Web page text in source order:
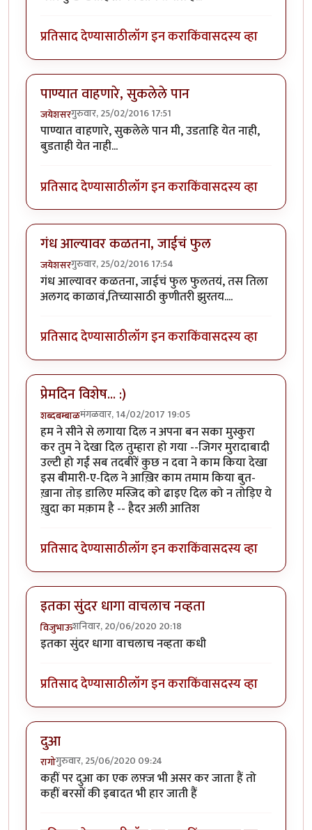
प्रतिसाद देण्यासाठीलॉग इन कराकिंवासदस्य व्हा
पाण्यात वाहणारे, सुकलेले पान
जयेशसरगुरुवार, 25/02/2016 17:51
पाण्यात वाहणारे, सुकलेले पान मी, उडताहि येत नाही,
बुडताही येत नाही...
प्रतिसाद देण्यासाठीलॉग इन कराकिंवासदस्य व्हा
गंध आल्यावर कळतना, जाईचं फुल
जयेशसरगुरुवार, 25/02/2016 17:54
गंध आल्यावर कळतना, जाईचं फुल फुलतयं, तस तिला
अलगद काळावं,तिच्यासाठी कुणीतरी झुरतय....
प्रतिसाद देण्यासाठीलॉग इन कराकिंवासदस्य व्हा
प्रेमदिन विशेष... :)
शब्दबम्बाळमंगळवार, 14/02/2017 19:05
हम ने सीने से लगाया दिल न अपना बन सका मुस्कुरा
कर तुम ने देखा दिल तुम्हारा हो गया --जिगर मुरादाबादी
उल्टी हो गईं सब तदबीरें कुछ न दवा ने काम किया देखा
इस बीमारी-ए-दिल ने आख़िर काम तमाम किया बुत-
ख़ाना तोड़ डालिए मस्जिद को ढाइए दिल को न तोड़िए ये
ख़ुदा का मक़ाम है -- हैदर अली आतिश
प्रतिसाद देण्यासाठीलॉग इन कराकिंवासदस्य व्हा
इतका सुंदर धागा वाचलाच नव्हता
विजुभाऊशनिवार, 20/06/2020 20:18
इतका सुंदर धागा वाचलाच नव्हता कधी
प्रतिसाद देण्यासाठीलॉग इन कराकिंवासदस्य व्हा
दुआ
रागोगुरुवार, 25/06/2020 09:24
कहीं पर दुआ का एक लफ़्ज भी असर कर जाता हैं तो
कहीं बरसों की इबादत भी हार जाती हैं